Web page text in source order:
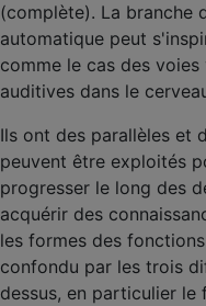
(complète). La branche
automatique peut
comme le cas des voies
auditives dans le
Ils ont des parallèles et
peuvent être exploités
progresser le long des
acquérir des
les formes des
confondu par les trois
dessus, en particulier le